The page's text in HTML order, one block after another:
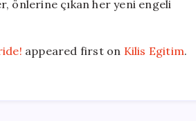
önlerine çıkan her yeni engeli
appeared first on Kilis Egitim.